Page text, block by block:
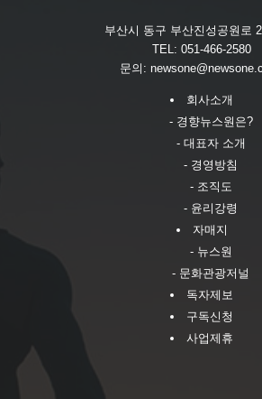
부산시 동구 부산진성공원로
TEL: 051-466-2580
문의:
회사소개
- 경향뉴스원은?
- 대표자 소개
- 경영방침
- 조직도
- 윤리강령
자매지
- 뉴스원
- 문화관광저널
독자제보
구독신청
사업제휴